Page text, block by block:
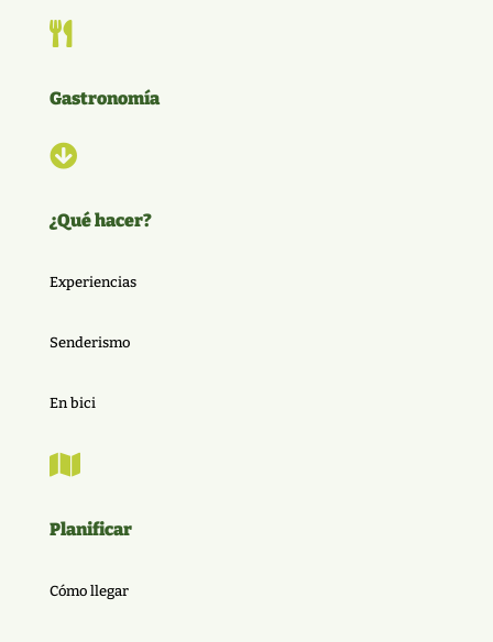

Gastronomía

¿Qué hacer?
Experiencias
Senderismo
En bici

Planificar
Cómo llegar